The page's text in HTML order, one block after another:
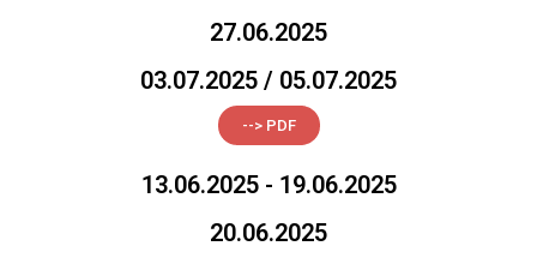
27.06.2025
03.07.2025 / 05.07.2025
--> PDF
13.06.2025 - 19.06.2025
20.06.2025